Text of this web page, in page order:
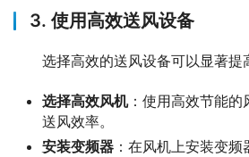
3. 使用高效送风设备
选择高效的送风设备可以显著提
选择高效风机：使用高效节能的
送风效率。
安装变频器 ：在风机上安装变